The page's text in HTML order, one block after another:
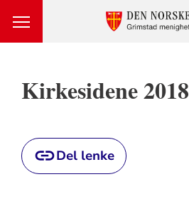
Kirkesidene 2018
Del lenke